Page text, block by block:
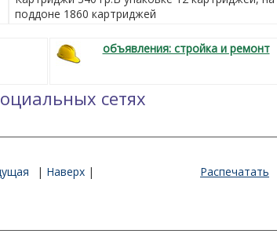
поддоне 1860 картриджей
объявления: стройка и ремонт
сетях
| Наверх| Распечатать